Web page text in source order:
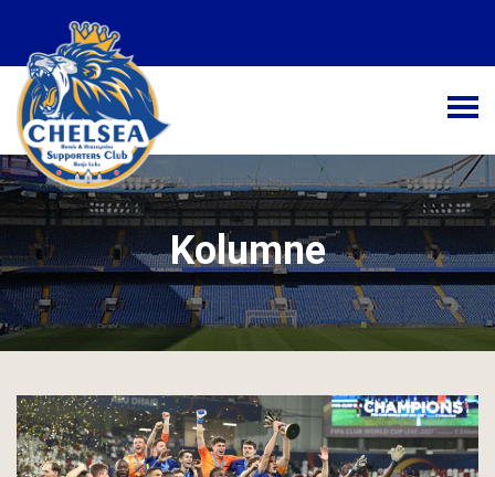
Početna
Novosti
Kolumne
Galerija
Kontakt
Kolumne